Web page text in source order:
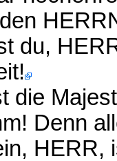
du,
die
Denn
HERR,